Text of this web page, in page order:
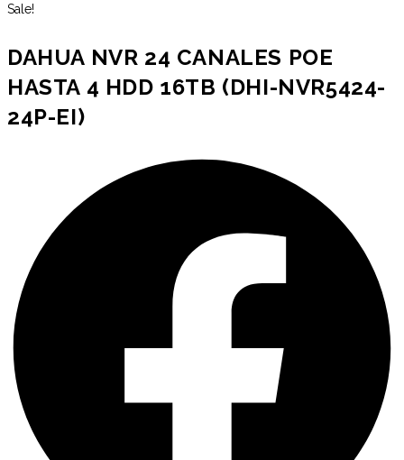
Sale!
DAHUA NVR 24 CANALES POE
HASTA 4 HDD 16TB (DHI-NVR5424-
24P-EI)